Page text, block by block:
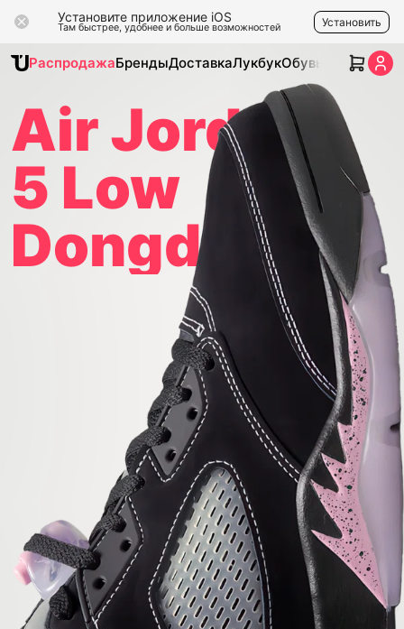
Установите приложение iOS
Там быстрее, удобнее и больше возможностей Установить
РаспродажаБрендыДоставкаЛукбукОбувь Одежда
Air Jordan
5 Low
Dongdan